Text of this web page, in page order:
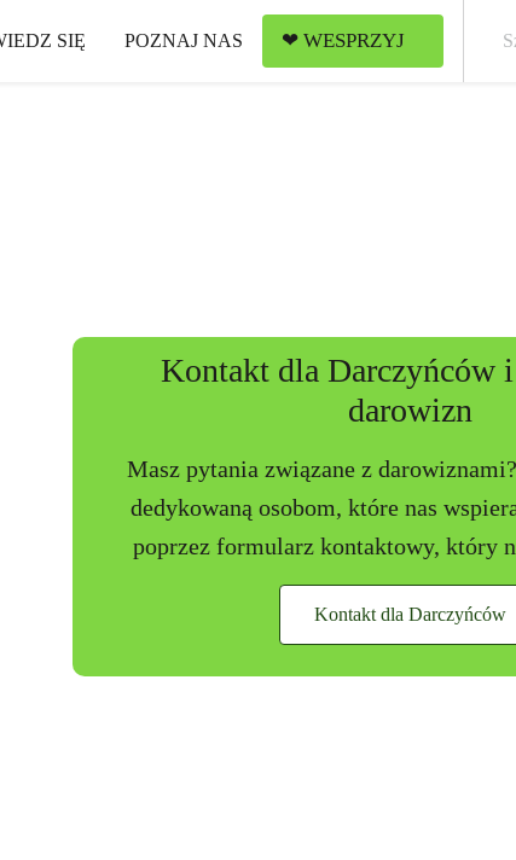
SIĘ POZNAJ NAS ❤ WESPRZYJ
Kontakt dla Darczyńców
darowizn
Masz pytania związane z
dedykowaną osobom, które nas
poprzez formularz kontaktowy, który
Kontakt dla Darczyńców